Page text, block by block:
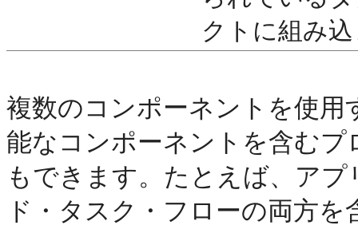
クトに組み
複数のコンポーネントを使用
能なコンポーネントを含む
もできます。たとえば、ア
ド・タスク・フローの両方